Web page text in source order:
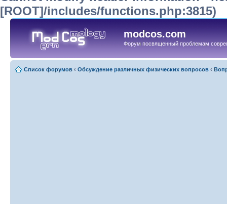
[ROOT]/includes/functions.php:3815)
modcos.com
Форум посвященный проблемам
Список форумов ‹ Обсуждение различных физических вопросов ‹